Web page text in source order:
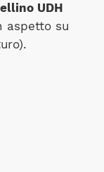
UDH
aspetto su